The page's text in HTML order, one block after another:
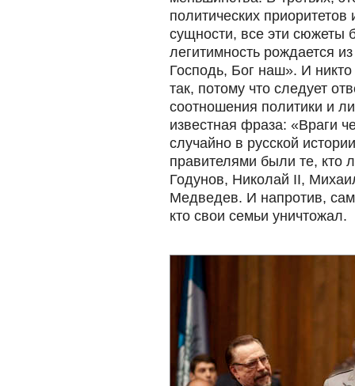
политических
сущности, все эти сюжеты
легитимность рождается
Господь, Бог наш». И
так, потому что следует
соотношения политики и
известная фраза: «Враги
случайно в русской
правителями были те, кто
Годунов, Николай II,
Медведев. И напротив,
кто свои семьи уничтожал.